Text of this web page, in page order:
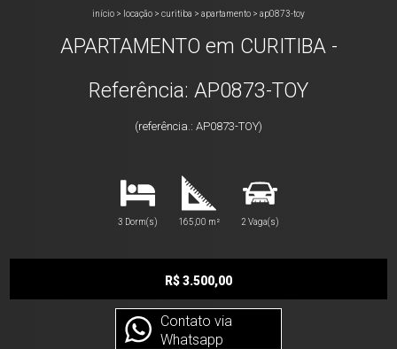
início > locação > curitiba > apartamento > ap0873-toy
APARTAMENTO em CURITIBA -
Referência: AP0873-TOY
(referência.: AP0873-TOY)
3 Dorm(s) 165,00 m² 2 Vaga(s)
R$ 3.500,00
Contato via
Whatsapp